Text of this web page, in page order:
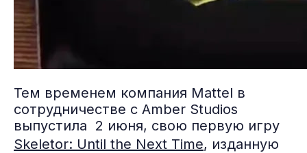
Тем временем компания Mattel в
сотрудничестве с Amber Studios
выпустила 2 июня, свою первую игру
Skeletor: Until the Next Time, изданную